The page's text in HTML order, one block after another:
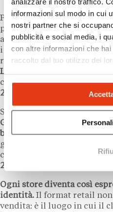
informazioni sul modo in cui
nostri partner che si
pubblicità e social media, i
con altre informazioni che
raccolto dal tuo utilizzo dei
Parallela all’espansione
punta a posizionare
a tutto tondo. La licenza
i primi passi: il brand ha
residenziale aDubai in
Living
collezione presentata
2026
Sul piano creativo, il nuovo
Gentle Society
: un
bellezza, qualità e
guidato da
cortometraggio-manifesto
2025
Ogni store diventa così
identità. Il format retail
vendita: è il luogo in cui il